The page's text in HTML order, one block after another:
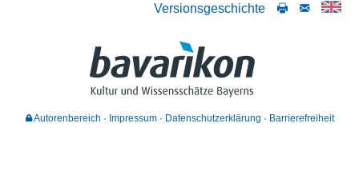
Versionsgeschichte
Autorenbereich Impressum Datenschutzerklärung Barrierefreiheit